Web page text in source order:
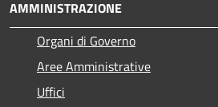
AMMINISTRAZIONE
Organi di Governo
Aree Amministrative
Uffici